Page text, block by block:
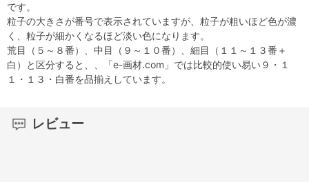
です。
粒子の大きさが番号で表示されていますが、粒子が粗いほど色が濃
く、粒子が細かくなるほど淡い色になります。
荒目（５～８番）、中目（９～１０番）、細目（１１～１３番＋
白）と区分すると、、「e-画材.com」では比較的使い易い９・１
１・１３・白番を品揃えしています。
レビュー